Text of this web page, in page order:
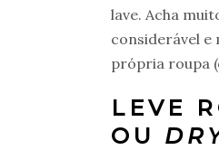
lave. Acha
considerável e
própria roupa
LEVE
OU